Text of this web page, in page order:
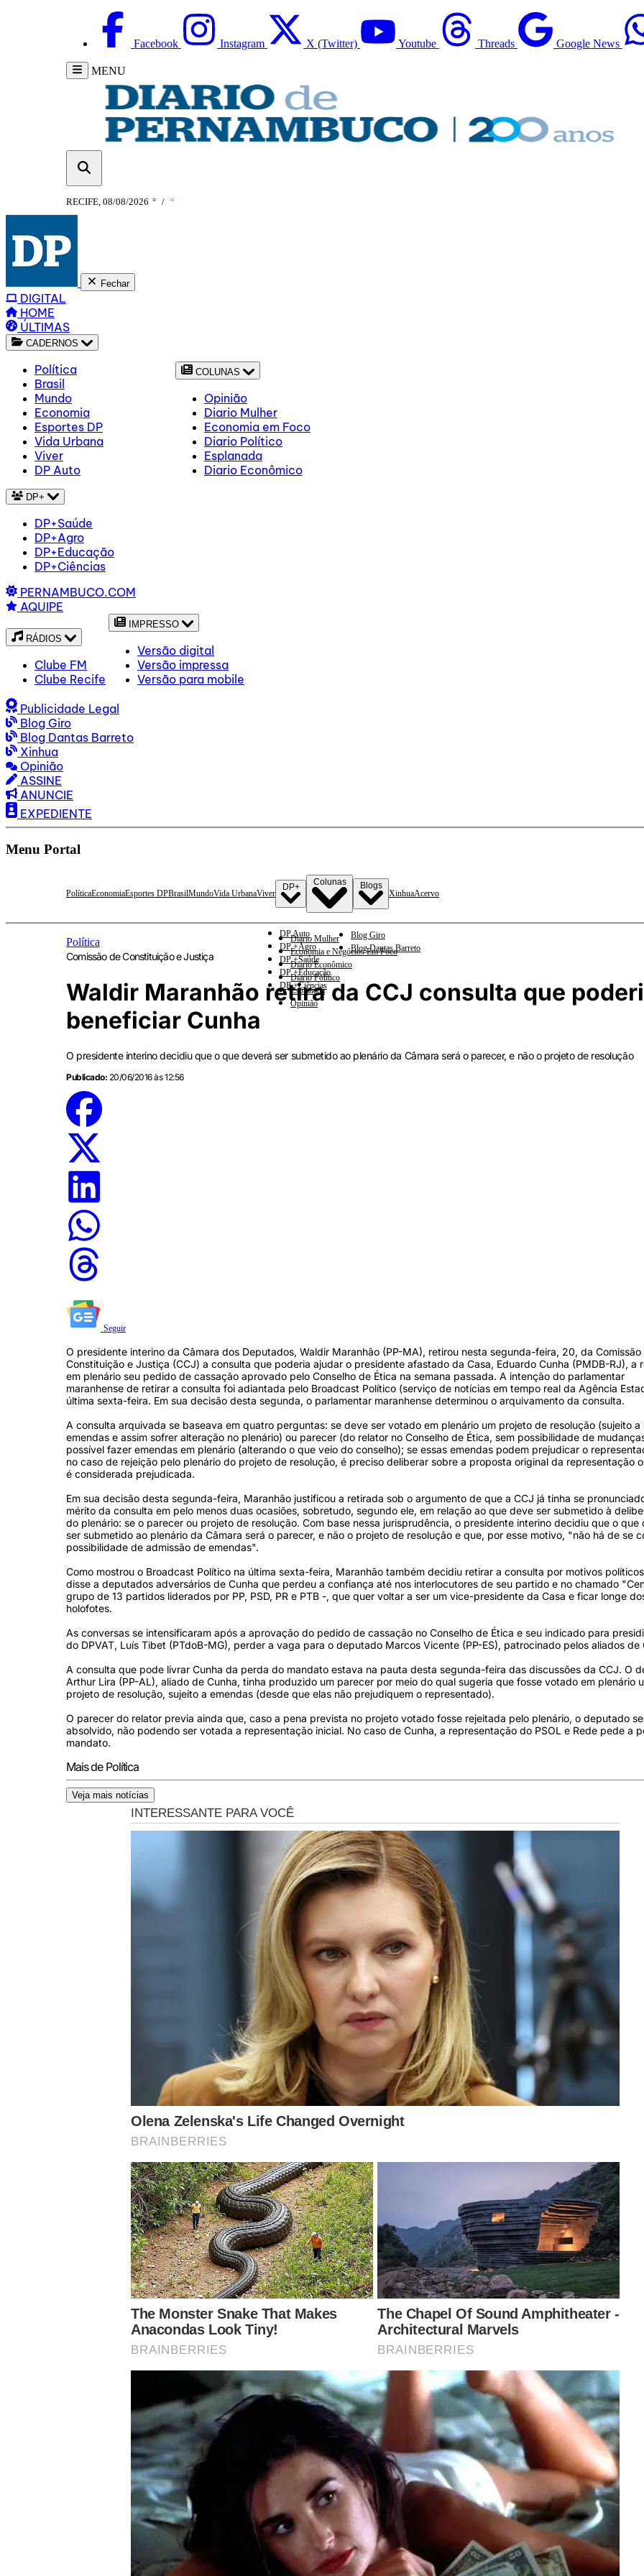
Facebook Instagram X (Twitter) Youtube Threads Google News
MENU
RECIFE, 08/08/2026 ° / °
Fechar
DIGITAL
HOME
ÚLTIMAS
CADERNOS
Política
Brasil
Mundo
Economia
Esportes DP
Vida Urbana
Viver
DP Auto
COLUNAS
Opinião
Diario Mulher
Economia em Foco
Diario Político
Esplanada
Diario Econômico
DP+
DP+Saúde
DP+Agro
DP+Educação
DP+Ciências
PERNAMBUCO.COM
AQUIPE
RÁDIOS
Clube FM
Clube Recife
IMPRESSO
Versão digital
Versão impressa
Versão para mobile
Publicidade Legal
Blog Giro
Blog Dantas Barreto
Xinhua
Opinião
ASSINE
ANUNCIE
EXPEDIENTE
Menu Portal
PolíticaEconomiaEsportes DPBrasilMundoVida UrbanaViver
DP+
DP Auto
DP +Agro
DP +Saúde
DP +Educação
DP +Ciências
Colunas
Diario Mulher
Economia e Negócios Em Foco
Diario Econômico
Diario Político
Esplanada
Opinião
Blogs
Blog Giro
Blog Dantas Barreto
XinhuaAcervo
Política
Comissão de Constituição e Justiça
Waldir Maranhão retira da CCJ consulta que
beneficiar Cunha
O presidente interino decidiu que o que deverá ser submetido ao plenário da Câmara será o parecer, e não o projeto de resolução
Publicado: 20/06/2016 às 12:56
Seguir
O presidente interino da Câmara dos Deputados, Waldir Maranhão (PP-MA), retirou nesta segunda-feira, 20, da Comissão
Constituição e Justiça (CCJ) a consulta que poderia ajudar o presidente afastado da Casa, Eduardo Cunha (PMDB-RJ), a
em plenário seu pedido de cassação aprovado pelo Conselho de Ética na semana passada. A intenção do parlamentar
maranhense de retirar a consulta foi adiantada pelo Broadcast Político (serviço de notícias em tempo real da Agência
última sexta-feira. Em sua decisão desta segunda, o parlamentar maranhense determinou o arquivamento da consulta.
A consulta arquivada se baseava em quatro perguntas: se deve ser votado em plenário um projeto de resolução (sujeito a
emendas e assim sofrer alteração no plenário) ou parecer (do relator no Conselho de Ética, sem possibilidade de
possível fazer emendas em plenário (alterando o que veio do conselho); se essas emendas podem prejudicar o
no caso de rejeição pelo plenário do projeto de resolução, é preciso deliberar sobre a proposta original da representação
é considerada prejudicada.
Em sua decisão desta segunda-feira, Maranhão justificou a retirada sob o argumento de que a CCJ já tinha se
mérito da consulta em pelo menos duas ocasiões, sobretudo, segundo ele, em relação ao que deve ser submetido à
do plenário: se o parecer ou projeto de resolução. Com base nessa jurisprudência, o presidente interino decidiu que o que
ser submetido ao plenário da Câmara será o parecer, e não o projeto de resolução e que, por esse motivo, "não há de se
possibilidade de admissão de emendas".
Como mostrou o Broadcast Político na última sexta-feira, Maranhão também decidiu retirar a consulta por motivos
disse a deputados adversários de Cunha que perdeu a confiança até nos interlocutores de seu partido e no chamado
grupo de 13 partidos liderados por PP, PSD, PR e PTB -, que quer voltar a ser um vice-presidente da Casa e ficar longe
holofotes.
As conversas se intensificaram após a aprovação do pedido de cassação no Conselho de Ética e seu indicado para
do DPVAT, Luís Tibet (PTdoB-MG), perder a vaga para o deputado Marcos Vicente (PP-ES), patrocinado pelos aliados de
A consulta que pode livrar Cunha da perda do mandato estava na pauta desta segunda-feira das discussões da CCJ. O
Arthur Lira (PP-AL), aliado de Cunha, tinha produzido um parecer por meio do qual sugeria que fosse votado em plenário
projeto de resolução, sujeito a emendas (desde que elas não prejudiquem o representado).
O parecer do relator previa ainda que, caso a pena prevista no projeto votado fosse rejeitada pelo plenário, o deputado
absolvido, não podendo ser votada a representação inicial. No caso de Cunha, a representação do PSOL e Rede pede a
mandato.
Mais de Política
Veja mais notícias